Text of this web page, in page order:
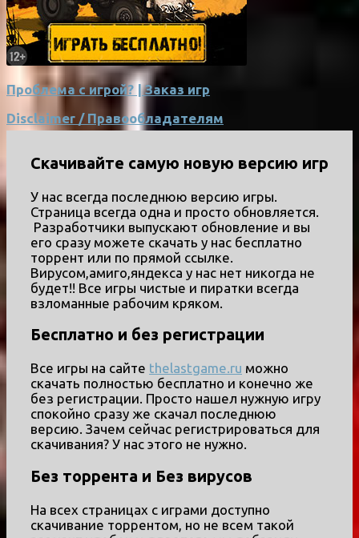
Проблема с игрой? | Заказ игр
Disclaimer / Правообладателям
Скачивайте самую новую версию игр
У нас всегда последнюю версию игры.
Страница всегда одна и просто обновляется.
Разработчики выпускают обновление и вы
его сразу можете скачать у нас бесплатно
торрент или по прямой ссылке.
Вирусом,амиго,яндекса у нас нет никогда не
будет!! Все игры чистые и пиратки всегда
взломанные рабочим кряком.
Бесплатно и без регистрации
Все игры на сайте thelastgame.ru можно
скачать полностью бесплатно и конечно же
без регистрации. Просто нашел нужную игру
спокойно сразу же скачал последнюю
версию. Зачем сейчас регистрироваться для
скачивания? У нас этого не нужно.
Без торрента и Без вирусов
На всех страницах с играми доступно
скачивание торрентом, но не всем такой